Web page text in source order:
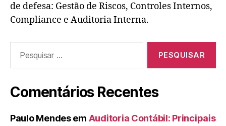
de defesa: Gestão de Riscos, Controles Internos,
Compliance e Auditoria Interna.
por:
Comentários Recentes
Paulo Mendesem Auditoria Contábil: Principais